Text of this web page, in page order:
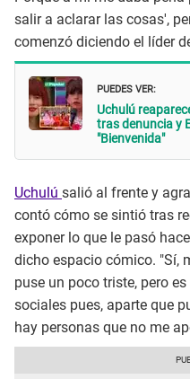
salir a aclarar las cosas',
comenzó diciendo el líder
PUEDES VER:
Uchulú
tras denuncia y
"Bienvenida"
Uchulú salió al frente y
contó cómo se sintió tras
exponer lo que le pasó
dicho espacio cómico. "Sí,
puse un poco triste, pero
sociales pues, aparte que
hay personas que no me